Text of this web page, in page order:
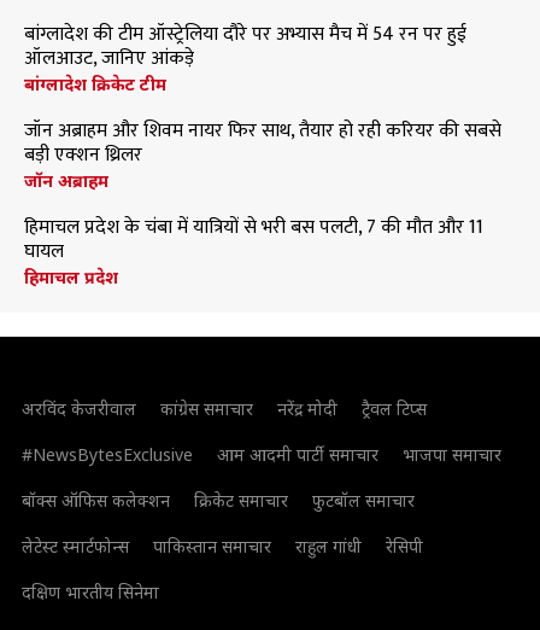
बांग्लादेश की टीम ऑस्ट्रेलिया दौरे पर अभ्यास मैच में 54 रन पर हुई
ऑलआउट, जानिए आंकड़े
बांग्लादेश क्रिकेट टीम
जॉन अब्राहम और शिवम नायर फिर साथ, तैयार हो रही करियर की सबसे
बड़ी एक्शन थ्रिलर
जॉन अब्राहम
हिमाचल प्रदेश के चंबा में यात्रियों से भरी बस पलटी, 7 की मौत और 11
घायल
हिमाचल प्रदेश
अरविंद केजरीवाल कांग्रेस समाचार नरेंद्र मोदी
ट्रैवल टिप्स
#NewsBytesExclusive
आम आदमी पार्टी समाचार
भाजपा समाचार
बॉक्स ऑफिस कलेक्शन
क्रिकेट समाचार
फुटबॉल समाचार
लेटेस्ट स्मार्टफोन्स
पाकिस्तान समाचार राहुल गांधी
रेसिपी
दक्षिण भारतीय सिनेमा